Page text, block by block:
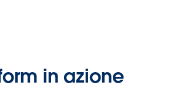
in azione